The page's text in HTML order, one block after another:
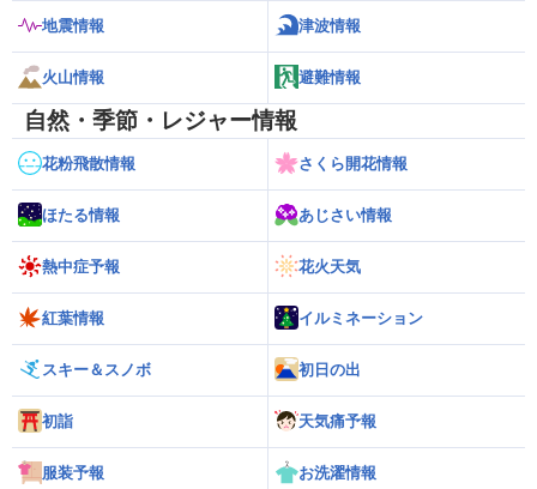
地震情報 津波情報
火山情報 避難情報
自然・季節・レジャー情報
花粉飛散情報 さくら開花情報
ほたる情報 あじさい情報
熱中症予報 花火天気
紅葉情報 イルミネーション
スキー＆スノボ 初日の出
初詣 天気痛予報
服装予報 お洗濯情報